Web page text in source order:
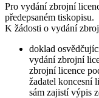
Pro vydání zbrojní
předepsaném tiskopisu.
K žádosti o vydání
doklad
vydání zbrojní
zbrojní licence
žadatel koncesní
sám zajistí výpis